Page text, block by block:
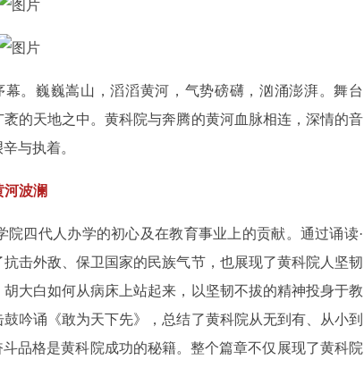
。巍巍嵩山，滔滔黄河，气势磅礴，汹涌澎湃。舞台
的天地之中。黄科院与奔腾的黄河血脉相连，深情的音
与执着。
河波澜
四代人办学的初心及在教育事业上的贡献。通过诵读·
击外敌、保卫国家的民族气节，也展现了黄科院人坚韧
大白如何从病床上站起来，以坚韧不拔的精神投身于教
吟诵《敢为天下先》，总结了黄科院从无到有、从小到
品格是黄科院成功的秘籍。整个篇章不仅展现了黄科院